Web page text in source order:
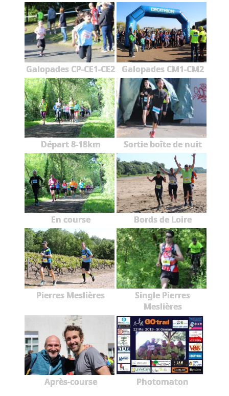
Galopades CP-CE1-CE2 Galopades CM1-CM2
Départ 8-18km Sortie boîte de nuit
En course Bords de Loire
Pierres Meslières
Single Pierres
Meslières
Après-course Photomaton